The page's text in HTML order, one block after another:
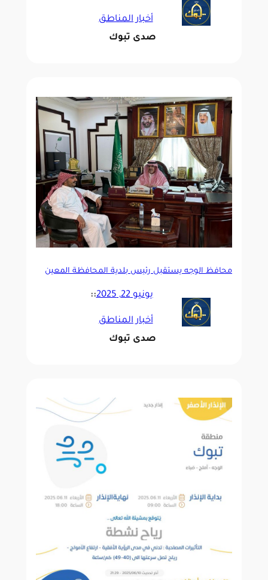
أخبار المناطق
صدى تبوك
محافظ الوجه يستقبل رئيس بلدية المحافظة المعين
يونيو 22, 2025 ::
أخبار المناطق
صدى تبوك